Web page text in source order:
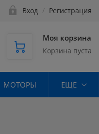
Вход / Регистрация
Моя корзина
Корзина пуста
МОТОРЫ ЕЩЕ